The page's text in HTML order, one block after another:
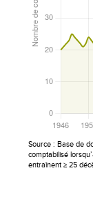
Source : Base de
comptabilisé
entraînent ≥ 25